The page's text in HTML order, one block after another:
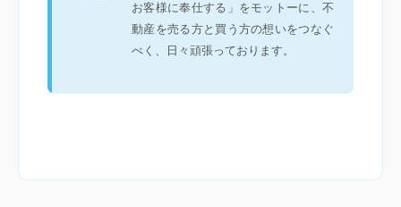
お客様に奉仕する」をモットーに、不
動産を売る方と買う方の想いをつなぐ
べく、日々頑張っております。